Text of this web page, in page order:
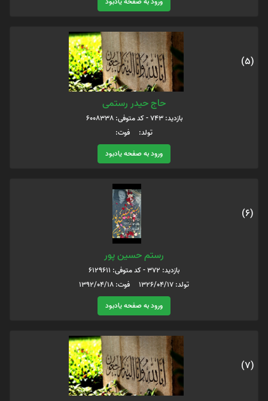
(5)
حاج حیدر رستمی
بازدید: 743 - کد متوفی: 6008338
تولد: فوت:
ورود به صفحه یادبود
(6)
رستم حسین پور
بازدید: 372 - کد متوفی: 6129611
تولد: 1326/04/17 فوت: 1392/04/18
ورود به صفحه یادبود
(7)